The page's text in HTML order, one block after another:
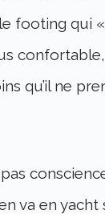
footing qui
qu’il ne
va en